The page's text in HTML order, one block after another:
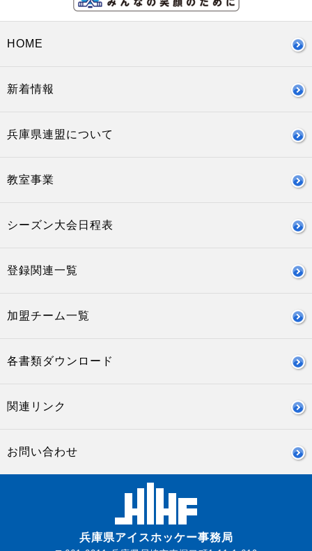
HOME
新着情報
兵庫県連盟について
教室事業
シーズン大会日程表
登録関連一覧
加盟チーム一覧
各書類ダウンロード
関連リンク
お問い合わせ
兵庫県アイスホッケー事務局